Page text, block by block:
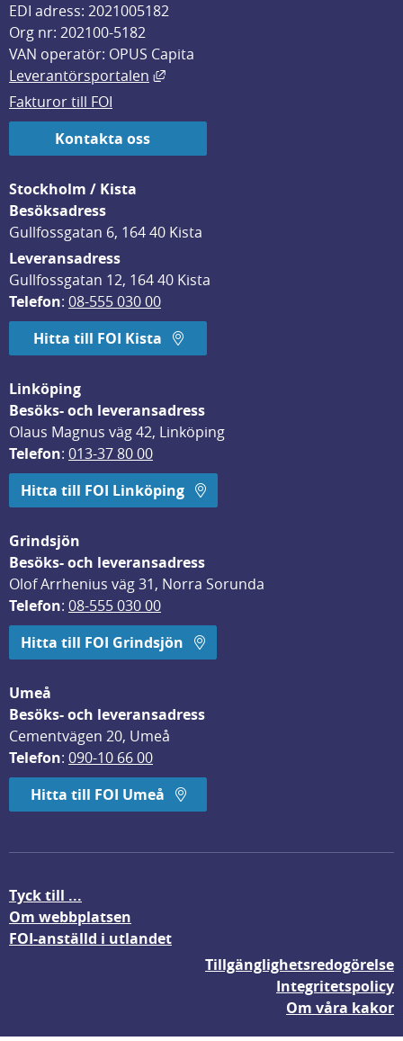
EDI adress: 2021005182
Org nr: 202100-5182
VAN operatör: OPUS Capita
Leverantörsportalen
Länk till annan webbplats, öppnas
Fakturor till FOI
Kontakta oss
Stockholm / Kista
Besöksadress
Gullfossgatan 6, 164 40 Kista
Leveransadress
Gullfossgatan 12, 164 40 Kista
Telefon: 08-555 030 00
Hitta till FOI Kista
Linköping
Besöks- och leveransadress
Olaus Magnus väg 42, Linköping
Telefon: 013-37 80 00
Hitta till FOI Linköping
Grindsjön
Besöks- och leveransadress
Olof Arrhenius väg 31, Norra Sorunda
Telefon: 08-555 030 00
Hitta till FOI Grindsjön
Umeå
Besöks- och leveransadress
Cementvägen 20, Umeå
Telefon: 090-10 66 00
Hitta till FOI Umeå
Tyck till ...
Om webbplatsen
FOI-anställd i utlandet
Tillgänglighetsredogörelse
Integritetspolicy
Om våra kakor